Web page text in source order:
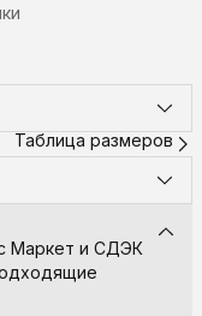
Таблица размеров
Маркет и СДЭК